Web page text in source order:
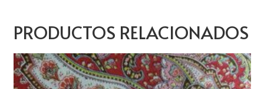
PRODUCTOS RELACIONADOS